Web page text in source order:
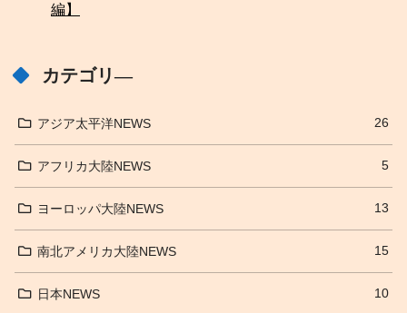
編】
カテゴリ―
アジア太平洋NEWS 26
アフリカ大陸NEWS 5
ヨーロッパ大陸NEWS 13
南北アメリカ大陸NEWS 15
日本NEWS 10